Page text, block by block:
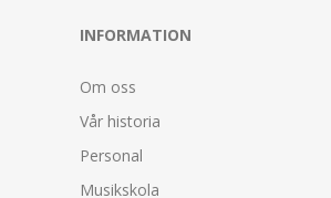
INFORMATION
Om oss
Vår historia
Personal
Musikskola